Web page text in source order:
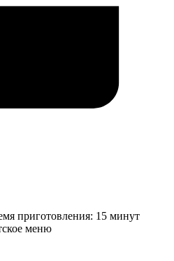
приготовления: 15 минут
меню